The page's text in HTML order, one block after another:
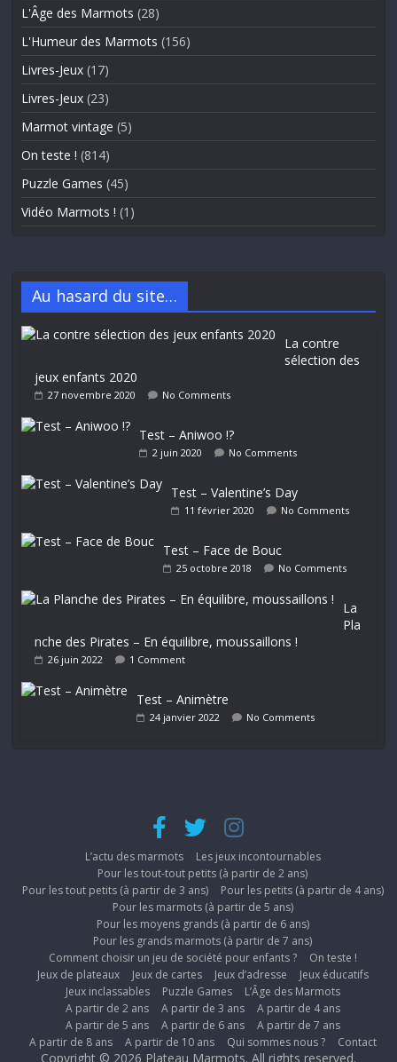
L'Âge des Marmots (28)
L'Humeur des Marmots (156)
Livres-Jeux (17)
Livres-Jeux (23)
Marmot vintage (5)
On teste ! (814)
Puzzle Games (45)
Vidéo Marmots ! (1)
Au hasard du site…
La contre
sélection des
jeux enfants 2020
27 novembre 2020 No Comments
Test – Aniwoo !?
2 juin 2020 No Comments
Test – Valentine’s Day
11 février 2020 No Comments
Test – Face de Bouc
25 octobre 2018 No Comments
La
Pla
nche des Pirates – En équilibre, moussaillons !
26 juin 2022 1 Comment
Test – Animètre
24 janvier 2022 No Comments
L’actu des marmots
Les jeux incontournables
Pour les tout-tout petits (à partir de 2 ans)
Pour les tout petits (à partir de 3 ans)
Pour les petits (à partir de 4 ans)
Pour les marmots (à partir de 5 ans)
Pour les moyens grands (à partir de 6 ans)
Pour les grands marmots (à partir de 7 ans)
Comment choisir un jeu de société pour enfants ?
On teste !
Jeux de plateaux
Jeux de cartes Jeux d’adresse
Jeux éducatifs
Jeux inclassables
Puzzle Games
L’Âge des Marmots
A partir de 2 ans
A partir de 3 ans
A partir de 4 ans
A partir de 5 ans
A partir de 6 ans
A partir de 7 ans
A partir de 8 ans
A partir de 10 ans Qui sommes nous ? Contact
Copyright © 2026 Plateau Marmots. All rights reserved.